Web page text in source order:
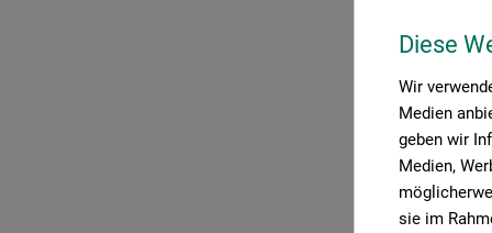
Diese
Wir
Medien
geben wir
Medien,
sie im